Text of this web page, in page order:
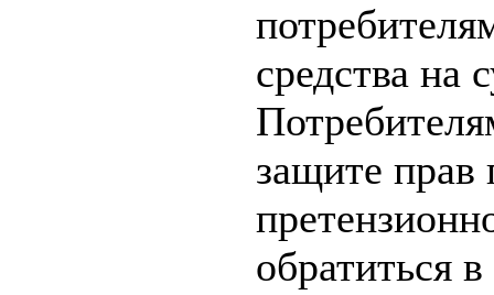
средства на
защите прав
обратиться в